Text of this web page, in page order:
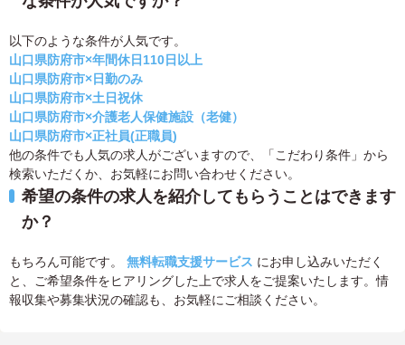
以下のような条件が人気です。
山口県防府市×年間休日110日以上
山口県防府市×日勤のみ
山口県防府市×土日祝休
山口県防府市×介護老人保健施設（老健）
山口県防府市×正社員(正職員)
他の条件でも人気の求人がございますので、「こだわり条件」から
検索いただくか、お気軽にお問い合わせください。
希望の条件の求人を紹介してもらうことはできます
か？
もちろん可能です。 無料転職支援サービス にお申し込みいただく
と、ご希望条件をヒアリングした上で求人をご提案いたします。情
報収集や募集状況の確認も、お気軽にご相談ください。